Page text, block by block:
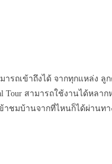
รถเข้าถึงได้ จากทุกแหล่ง
สามารถใช้งานได้หลา
าชมบ้านจากที่ไหนก็ได้ผ่านท